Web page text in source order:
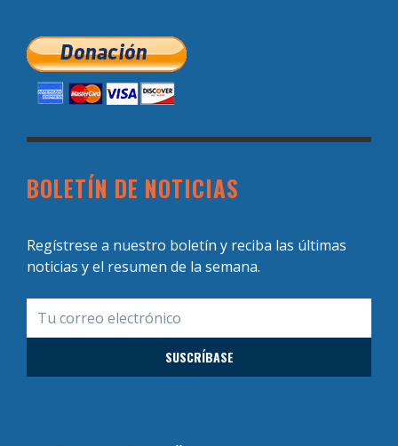
BOLETÍN DE NOTICIAS
Regístrese a nuestro boletín y reciba las últimas
noticias y el resumen de la semana.